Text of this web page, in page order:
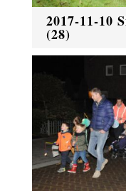
2017-11-10
(28)